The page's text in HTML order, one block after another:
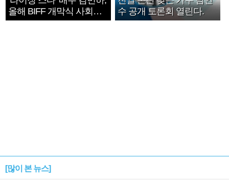
올해 BIFF 개막식 사회자
확정
수 공개 토론회 열린다.
[많이 본 뉴스]